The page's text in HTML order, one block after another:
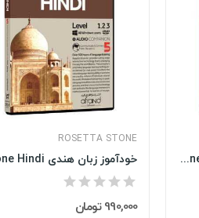
خودآموز زبان عبری Rosetta Stone Hebrew
ROSETTA STONE
990,000 تومان